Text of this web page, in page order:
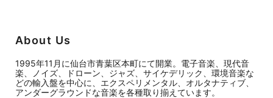
About Us
1995年11月に仙台市青葉区本町にて開業。電子音楽、現代音
楽、ノイズ、ドローン、ジャズ、サイケデリック、環境音楽な
どの輸入盤を中心に、エクスペリメンタル、オルタナティブ、
アンダーグラウンドな音楽を各種取り揃えています。